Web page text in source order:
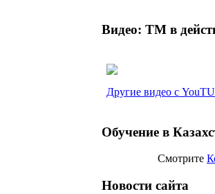
Видео: ТМ в
Другие видео с
Обучение в
Смотрите
Новости сайта